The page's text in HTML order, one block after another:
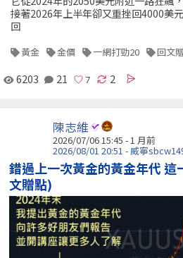
接著2026年上半年卻又重挫回4000美
回
黃金 金價 一網打勁20 回文
6203 21 2
陳志維
2026/07/06 15:45 - 1 月前
2026/08/01 20:51 - 威寧
錯過上一次黃金的黃金年代
文贈點)